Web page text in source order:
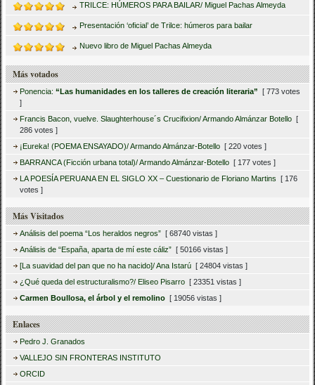
TRILCE: HÚMEROS PARA BAILAR/ Miguel Pachas Almeyda
Presentación ‘oficial’ de Trilce: húmeros para bailar
Nuevo libro de Miguel Pachas Almeyda
Más votados
Ponencia:“Las humanidades en los talleres de creación literaria”
[ 773 votes
]
Francis Bacon, vuelve. Slaughterhouse´s Crucifixion/ Armando Almánzar Botello [
286 votes ]
¡Eureka! (POEMA ENSAYADO)/ Armando Almánzar-Botello [ 220 votes ]
BARRANCA (Ficción urbana total)/ Armando Almánzar-Botello [ 177 votes ]
LA POESÍA PERUANA EN EL SIGLO XX – Cuestionario de Floriano Martins
[ 176
votes ]
Más Visitados
Análisis del poema “Los heraldos negros” [ 68740 vistas ]
Análisis de “España, aparta de mí este cáliz” [ 50166 vistas ]
[La suavidad del pan que no ha nacido]/ Ana Istarú [ 24804 vistas ]
¿Qué queda del estructuralismo?/ Eliseo Pisarro [ 23351 vistas ]
Carmen Boullosa, el árbol y el remolino [ 19056 vistas ]
Enlaces
Pedro J. Granados
VALLEJO SIN FRONTERAS INSTITUTO
ORCID